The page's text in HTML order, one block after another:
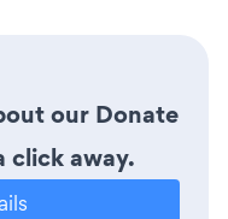
our Donate
click away.